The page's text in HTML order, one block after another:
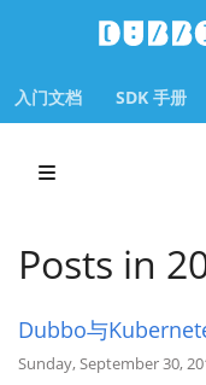
入门文档 SDK 手册
Posts in
Dubbo与
Sunday, September 30,